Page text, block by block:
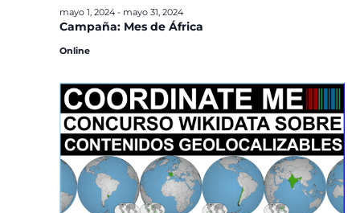
Campaña: Mes de África
mayo 1, 2024- mayo 31, 2024
Online